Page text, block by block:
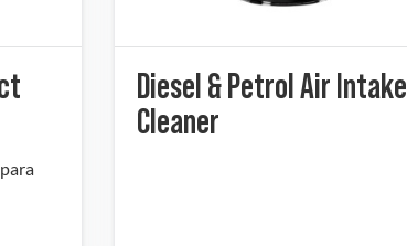
Diesel & Petrol Air Intake
Cleaner